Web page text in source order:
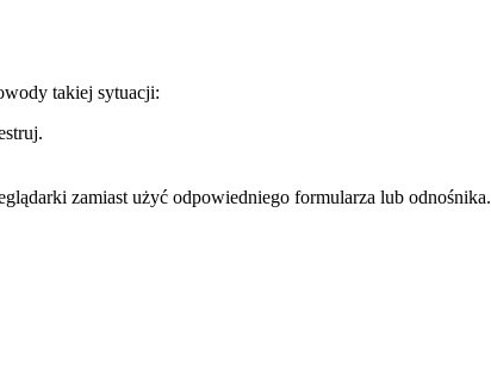
takiej sytuacji:
zamiast użyć odpowiedniego formularza lub odnośnika.